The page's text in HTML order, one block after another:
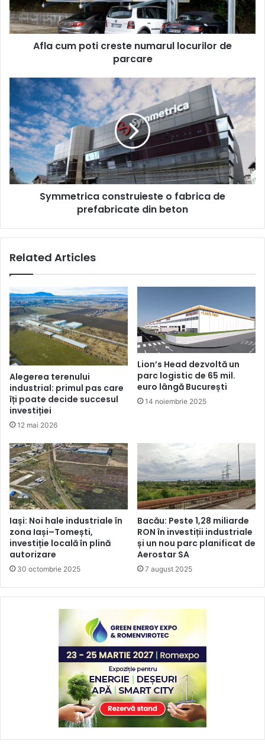
de
parcare
Afla cum poti creste numarul locurilor de
parcare
Symmetrica
construieste
o
fabrica
de
prefabricate
din
beton
Symmetrica construieste o fabrica de
prefabricate din beton
Related Articles
Alegerea terenului
industrial: primul pas care
îți poate decide succesul
investiției
12 mai 2026
Lion’s Head dezvoltă un
parc logistic de 65 mil.
euro lângă București
14 noiembrie 2025
Iași: Noi hale industriale în
zona Iași–Tomești,
investiție locală în plină
autorizare
30 octombrie 2025
Bacău: Peste 1,28 miliarde
RON în investiții industriale
și un nou parc planificat de
Aerostar SA
7 august 2025